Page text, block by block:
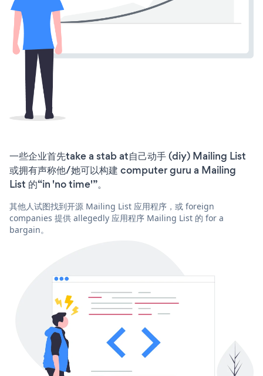
一些企业首先take a stab at自己动手 (diy) Mailing List
或拥有声称他/她可以构建 computer guru a Mailing
List 的“in 'no time'”。
其他人试图找到开源 Mailing List 应用程序，或 foreign
companies 提供 allegedly 应用程序 Mailing List 的 for a
bargain。